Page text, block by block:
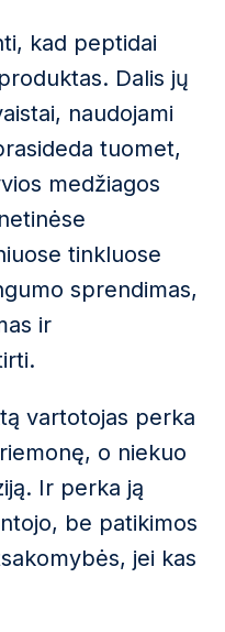
kad peptidai
Dalis jų
naudojami
tuomet,
medžiagos
tinkluose
sprendimas,
ir
vartotojas perka
o niekuo
Ir perka ją
be patikimos
jei kas